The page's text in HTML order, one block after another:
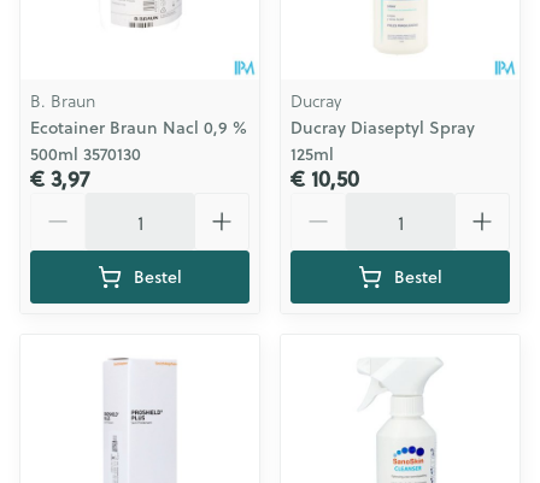
B. Braun
Ecotainer Braun Nacl 0,9 %
500ml 3570130
€ 3,97
Bestel
Ducray
Ducray Diaseptyl Spray
125ml
€ 10,50
Bestel